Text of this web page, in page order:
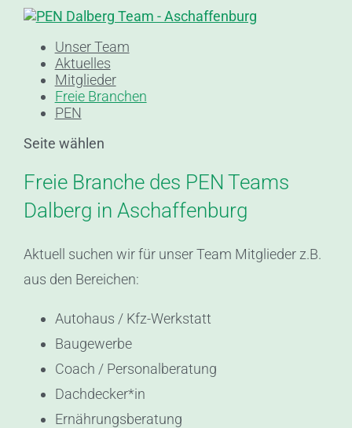
Unser Team
Aktuelles
Mitglieder
Freie Branchen
PEN
Seite wählen
Freie Branche des PEN Teams
Dalberg in Aschaffenburg
Aktuell suchen wir für unser Team Mitglieder z.B.
aus den Bereichen:
Autohaus / Kfz-Werkstatt
Baugewerbe
Coach / Personalberatung
Dachdecker*in
Ernährungsberatung